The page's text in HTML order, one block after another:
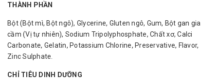
THÀNH PHẦN
Bột (Bột mì, Bột ngô), Glycerine, Gluten ngô, Gum, Bột gan gia
cầm (Vị tự nhiên), Sodium Tripolyphosphate, Chất xơ, Calci
Carbonate, Gelatin, Potassium Chlorine, Preservative, Flavor,
Zinc Sulphate.
CHỈ TIÊU DINH DƯỠNG